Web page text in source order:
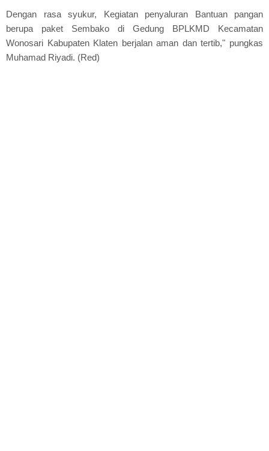
Dengan rasa syukur, Kegiatan penyaluran Bantuan pangan
berupa paket Sembako di Gedung BPLKMD Kecamatan
Wonosari Kabupaten Klaten berjalan aman dan tertib," pungkas
Muhamad Riyadi. (Red)